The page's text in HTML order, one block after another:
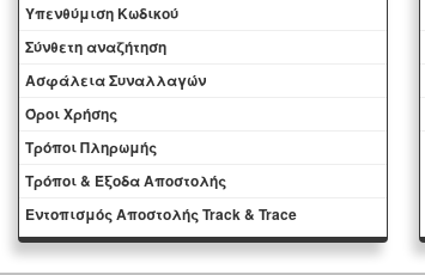
Yπενθύμιση Κωδικού
Σύνθετη αναζήτηση
Ασφάλεια Συναλλαγών
Όροι Χρήσης
Τρόποι Πληρωμής
Τρόποι & Έξοδα Αποστολής
Εντοπισμός Αποστολής Track & Trace